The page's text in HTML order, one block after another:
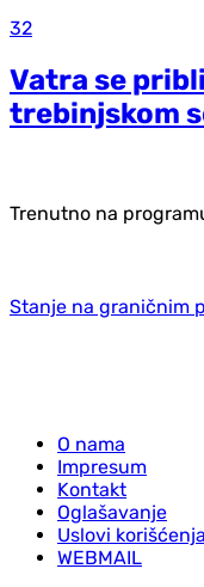
32
Vatra se
trebinjskom
Trenutno na
Stanje na graničnim
O nama
Impresum
Kontakt
Oglašavanje
Uslovi korišćenja
WEBMAIL